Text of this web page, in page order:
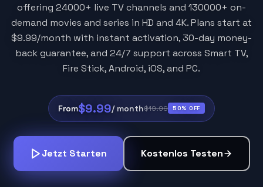
offering 24000+ live TV channels and 130000+ on-
demand movies and series in HD and 4K. Plans start at
$9.99/month with instant activation, 30-day money-
back guarantee, and 24/7 support across Smart TV,
Fire Stick, Android, iOS, and PC.
From$9.99/ month$19.99 50% OFF
Jetzt Starten Kostenlos Testen